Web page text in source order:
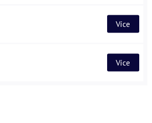
Více
Více